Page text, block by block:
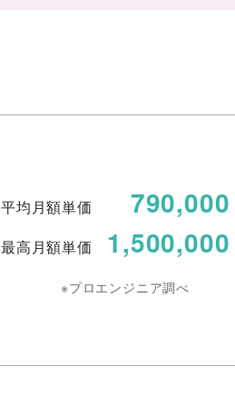
平均月額単価 790,000
最高月額単価
1,500,000
※プロエンジニア調べ